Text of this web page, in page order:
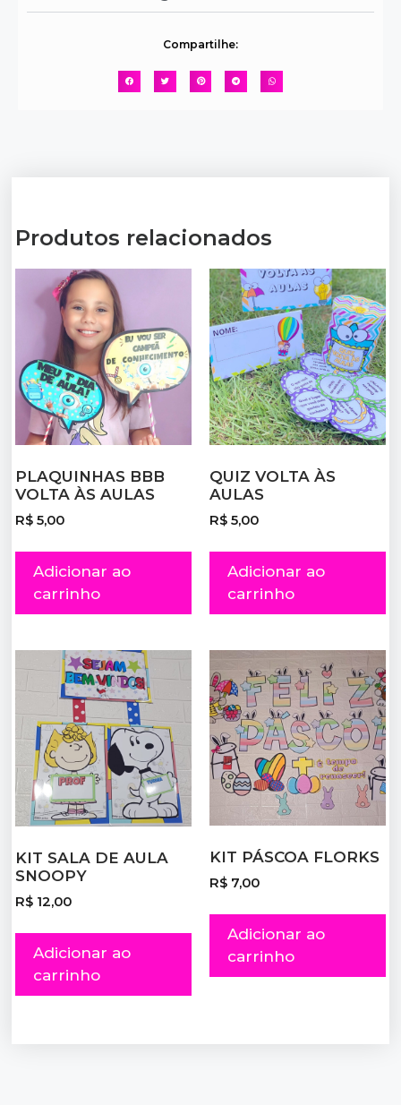
Compartilhe:
Produtos relacionados
PLAQUINHAS BBB
VOLTA ÀS AULAS
R$ 5,00
Adicionar ao
carrinho
QUIZ VOLTA ÀS
AULAS
R$ 5,00
Adicionar ao
carrinho
KIT SALA DE AULA
SNOOPY
R$ 12,00
Adicionar ao
carrinho
KIT PÁSCOA FLORKS
R$ 7,00
Adicionar ao
carrinho